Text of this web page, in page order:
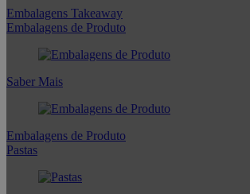
Embalagens Takeaway
Embalagens de Produto
Saber Mais
Embalagens de Produto
Pastas